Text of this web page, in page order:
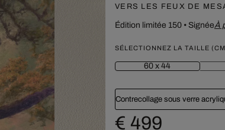
VERS LES FEUX DE
Édition limitée 150• SignéeÀ
SÉLECTIONNEZ LA TAILLE
60 x 44
Contrecollage sous verre
€ 499